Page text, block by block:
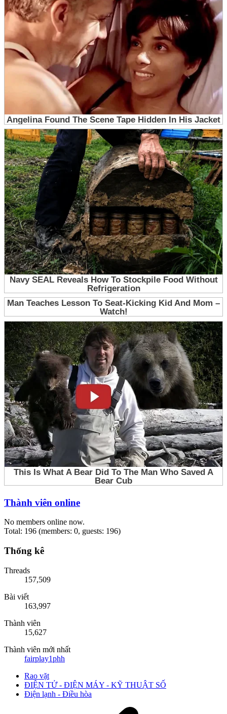
Thành viên online
No members online now.
Total: 196 (members: 0, guests: 196)
Thống kê
Threads
157,509
Bài viết
163,997
Thành viên
15,627
Thành viên mới nhất
fairplay1phh
Rao vặt
ĐIỆN TỬ - ĐIỆN MÁY - KỸ THUẬT SỐ
Điện lạnh - Điều hòa